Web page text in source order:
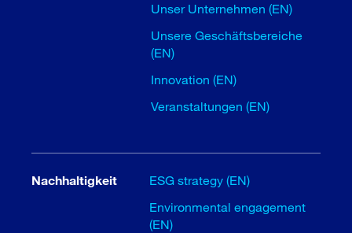
Unser Unternehmen (EN)
Unsere Geschäftsbereiche
(EN)
Innovation (EN)
Veranstaltungen (EN)
Nachhaltigkeit
ESG strategy (EN)
Environmental engagement
(EN)